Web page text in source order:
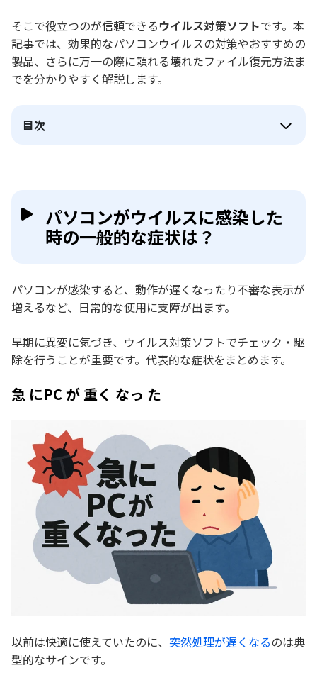
そこで役立つのが信頼できるウイルス対策ソフトです。本
記事では、効果的なパソコンウイルスの対策やおすすめの
製品、さらに万一の際に頼れる壊れたファイル復元方法ま
でを分かりやすく解説します。
目次
パソコンがウイルスに感染した
時の一般的な症状は？
パソコンが感染すると、動作が遅くなったり不審な表示が
増えるなど、日常的な使用に支障が出ます。
早期に異変に気づき、ウイルス対策ソフトでチェック・駆
除を行うことが重要です。代表的な症状をまとめます。
急 にPC が 重く なっ た
以前は快適に使えていたのに、 突然処理が遅くなるのは典
型的なサインです。